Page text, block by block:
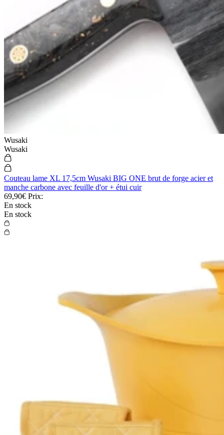
Wusaki
Wusaki
Couteau lame XL 17,5cm Wusaki BIG ONE brut de forge acier et
manche carbone avec feuille d'or + étui cuir
69,90€ Prix:
En stock
En stock